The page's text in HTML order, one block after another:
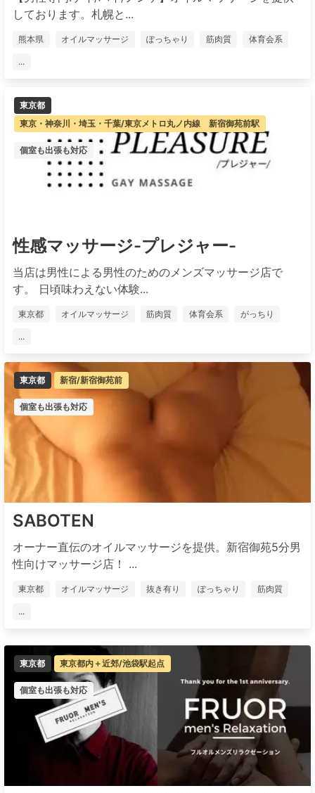
しております。札幌と...
熊本県 オイルマッサージ ぽっちゃり 筋肉質 体育会系
...
東京都
東京・神奈川・埼玉・千葉/東京メトロ丸ノ内線 新宿御苑前駅
個室も出張も対応
性感マッサージ-プレジャー-
当店は男性による男性のためのメンズマッサージ店で
す。 日頃味わえない体験...
東京都 オイルマッサージ 筋肉質 体育会系 がっちり
...
東京都 新宿/新宿御苑前
個室も出張も対応
SABOTEN
オーナー直伝のオイルマッサージを提供。新宿御苑5分男
性向けマッサージ店！ ...
東京都 オイルマッサージ 抜き有り ぽっちゃり 筋肉質
...
東京都 東京都内＋近郊/池袋駅起点
個室も出張も対応